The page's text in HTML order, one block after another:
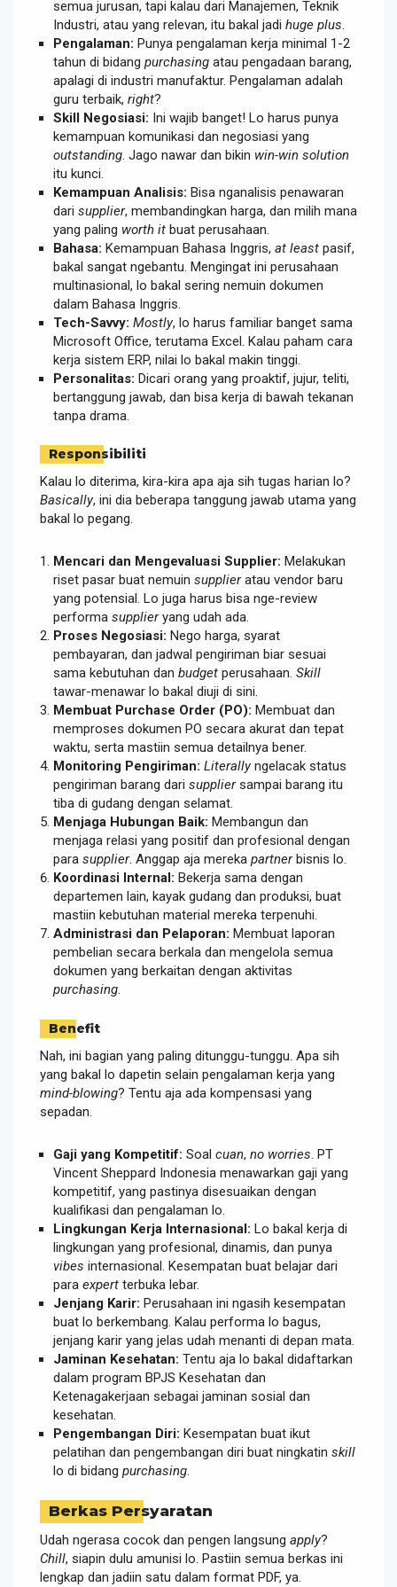
semua jurusan, tapi kalau dari Manajemen, Teknik
Industri, atau yang relevan, itu bakal jadi huge plus
Pengalaman: Punya pengalaman kerja minimal 1-2
tahun di bidang purchasing atau pengadaan barang,
apalagi di industri manufaktur. Pengalaman adalah
guru terbaik, right?
Skill Negosiasi: Ini wajib banget! Lo harus punya
kemampuan komunikasi dan negosiasi yang
outstanding . Jago nawar dan bikin win-win solution
itu kunci.
Kemampuan Analisis: Bisa nganalisis penawaran
dari supplier, membandingkan harga, dan milih mana
yang paling worth it buat perusahaan.
Bahasa: Kemampuan Bahasa Inggris, at least pasif,
bakal sangat ngebantu. Mengingat ini perusahaan
multinasional, lo bakal sering nemuin dokumen
dalam Bahasa Inggris.
Tech-Savvy: Mostly, lo harus familiar banget sama
Microsoft Office, terutama Excel. Kalau paham cara
kerja sistem ERP, nilai lo bakal makin tinggi.
Personalitas: Dicari orang yang proaktif, jujur, teliti,
bertanggung jawab, dan bisa kerja di bawah tekanan
tanpa drama.
Responsibiliti
Kalau lo diterima, kira-kira apa aja sih tugas harian lo?
Basically, ini dia beberapa tanggung jawab utama yang
bakal lo pegang.
Mencari dan Mengevaluasi Supplier: Melakukan
riset pasar buat nemuin supplieratau vendor baru
yang potensial. Lo juga harus bisa nge-review
performa supplieryang udah ada.
Proses Negosiasi: Nego harga, syarat
pembayaran, dan jadwal pengiriman biar sesuai
sama kebutuhan dan budget perusahaan. Skill
tawar-menawar lo bakal diuji di sini.
Membuat Purchase Order (PO): Membuat dan
memproses dokumen PO secara akurat dan tepat
waktu, serta mastiin semua detailnya bener.
Monitoring Pengiriman: Literallyngelacak status
pengiriman barang dari suppliersampai barang itu
tiba di gudang dengan selamat.
Menjaga Hubungan Baik: Membangun dan
menjaga relasi yang positif dan profesional dengan
para supplier. Anggap aja mereka partnerbisnis lo.
Koordinasi Internal: Bekerja sama dengan
departemen lain, kayak gudang dan produksi, buat
mastiin kebutuhan material mereka terpenuhi.
Administrasi dan Pelaporan: Membuat laporan
pembelian secara berkala dan mengelola semua
dokumen yang berkaitan dengan aktivitas
purchasing.
Benefit
Nah, ini bagian yang paling ditunggu-tunggu. Apa sih
yang bakal lo dapetin selain pengalaman kerja yang
mind-blowing? Tentu aja ada kompensasi yang
sepadan.
Gaji yang Kompetitif: Soal cuan, no worries . PT
Vincent Sheppard Indonesia menawarkan gaji yang
kompetitif, yang pastinya disesuaikan dengan
kualifikasi dan pengalaman lo.
Lingkungan Kerja Internasional: Lo bakal kerja di
lingkungan yang profesional, dinamis, dan punya
vibes internasional. Kesempatan buat belajar dari
para expert terbuka lebar.
Jenjang Karir: Perusahaan ini ngasih kesempatan
buat lo berkembang. Kalau performa lo bagus,
jenjang karir yang jelas udah menanti di depan mata.
Jaminan Kesehatan: Tentu aja lo bakal didaftarkan
dalam program BPJS Kesehatan dan
Ketenagakerjaan sebagai jaminan sosial dan
kesehatan.
Pengembangan Diri: Kesempatan buat ikut
pelatihan dan pengembangan diri buat ningkatin skill
lo di bidang purchasing
Berkas Persyaratan
Udah ngerasa cocok dan pengen langsung apply?
Chill, siapin dulu amunisi lo. Pastiin semua berkas ini
lengkap dan jadiin satu dalam format PDF, ya.